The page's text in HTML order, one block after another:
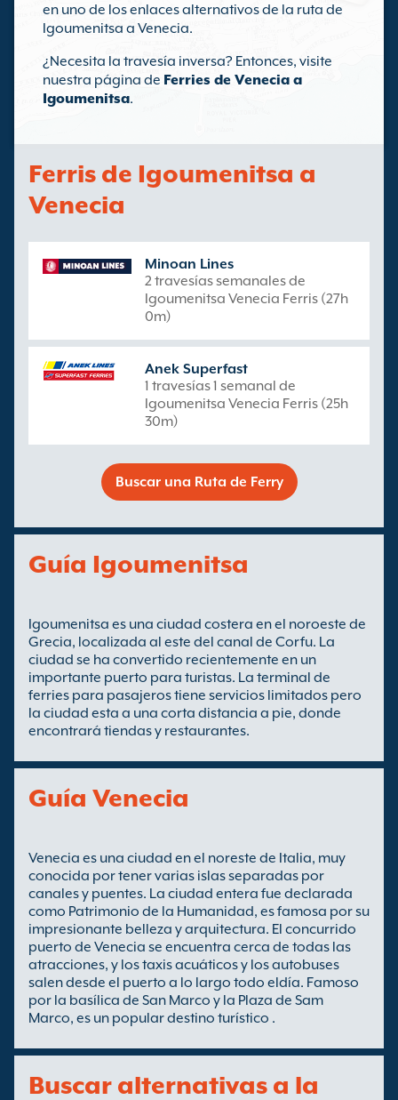
en uno de los enlaces alternativos de la ruta de
Igoumenitsa a Venecia.
¿Necesita la travesía inversa? Entonces, visite
nuestra página de Ferries de Venecia a
Igoumenitsa.
Ferris de Igoumenitsa a
Venecia
Minoan Lines
2 travesías semanales de
Igoumenitsa Venecia Ferris (27h
0m)
Anek Superfast
1 travesías 1 semanal de
Igoumenitsa Venecia Ferris (25h
30m)
Buscar una Ruta de Ferry
Guía Igoumenitsa
Igoumenitsa es una ciudad costera en el noroeste de
Grecia, localizada al este del canal de Corfu. La
ciudad se ha convertido recientemente en un
importante puerto para turistas. La terminal de
ferries para pasajeros tiene servicios limitados pero
la ciudad esta a una corta distancia a pie, donde
encontrará tiendas y restaurantes.
Guía Venecia
Venecia es una ciudad en el noreste de Italia, muy
conocida por tener varias islas separadas por
canales y puentes. La ciudad entera fue declarada
como Patrimonio de la Humanidad, es famosa por su
impresionante belleza y arquitectura. El concurrido
puerto de Venecia se encuentra cerca de todas las
atracciones, y los taxis acuáticos y los autobuses
salen desde el puerto a lo largo todo eldía. Famoso
por la basílica de San Marco y la Plaza de Sam
Marco, es un popular destino turístico .
Buscar alternativas a la